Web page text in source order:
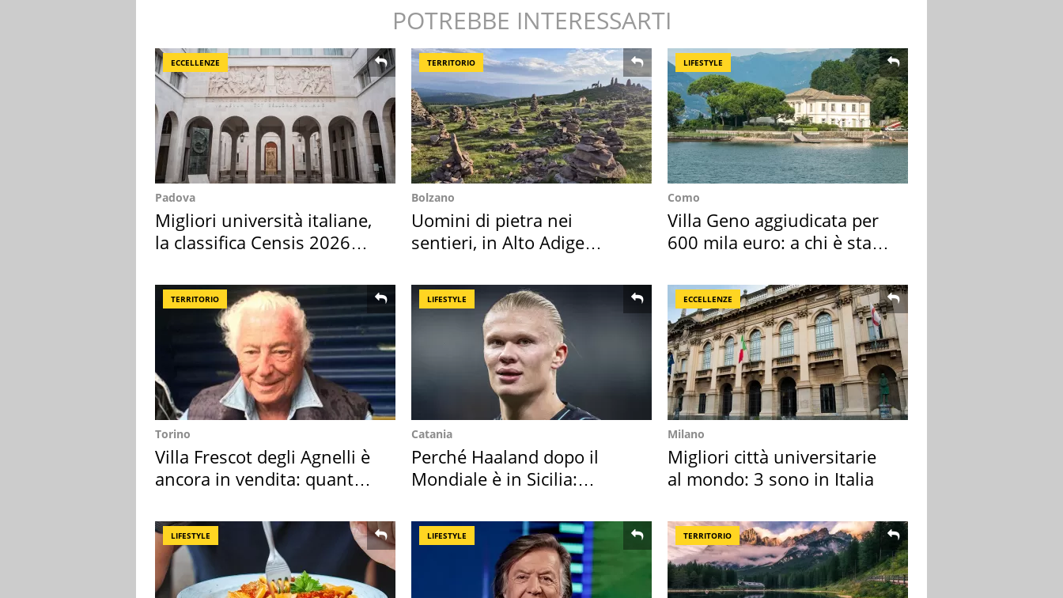
POTREBBE INTERESSARTI
ECCELLENZE
Padova
Migliori università italiane,
la classifica Censis 2026
TERRITORIO
Bolzano
Uomini di pietra nei
sentieri, in Alto Adige
LIFESTYLE
Como
Villa Geno aggiudicata per
600 mila euro: a chi è stata
TERRITORIO
Torino
Villa Frescot degli Agnelli è
ancora in vendita: quanto
LIFESTYLE
Catania
Perché Haaland dopo il
Mondiale è in Sicilia:
ECCELLENZE
Milano
Migliori città universitarie
al mondo: 3 sono in Italia
LIFESTYLE LIFESTYLE TERRITORIO